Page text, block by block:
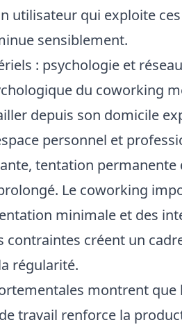
utilisateur qui exploite
sensiblement.
: psychologie et réseau
du coworking
depuis son domicile
personnel et
tentation
Le coworking
minimale et des
contraintes créent un
régularité.
montrent
travail renforce la